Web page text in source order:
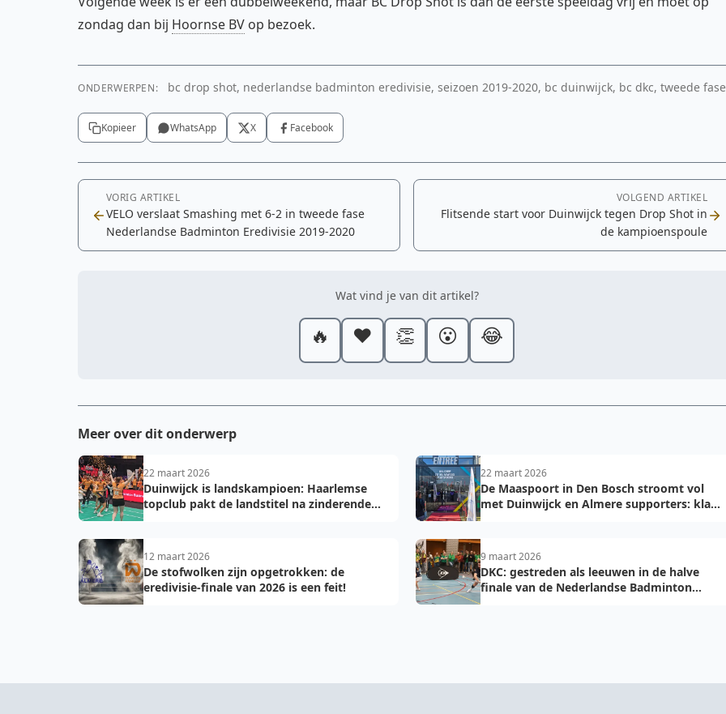
zondag dan bij Hoornse BV op bezoek.
ONDERWERPEN: bc drop shot, nederlandse badminton eredivisie, seizoen 2019-2020, bc duinwijck, bc dkc, tweede fase
Kopieer WhatsApp X Facebook
VORIG ARTIKEL
VELO verslaat Smashing met 6-2 in tweede fase
Nederlandse Badminton Eredivisie 2019-2020
VOLGEND ARTIKEL
Flitsende start voor Duinwijck tegen Drop Shot in
de kampioenspoule
Wat vind je van dit artikel?
🔥 ❤️ 👏 😮 😂
Meer over dit onderwerp
22 maart 2026
Duinwijck is landskampioen: Haarlemse
topclub pakt de landstitel na zinderende
22 maart 2026
De Maaspoort in Den Bosch stroomt vol
met Duinwijck en Almere supporters: klaar
12 maart 2026
De stofwolken zijn opgetrokken: de
eredivisie-finale van 2026 is een feit!
9 maart 2026
DKC: gestreden als leeuwen in de halve
finale van de Nederlandse Badminton